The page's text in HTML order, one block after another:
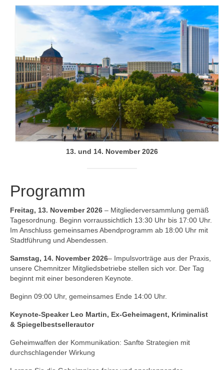
13. und 14. November 2026
Programm
Freitag, 13. November 2026 – Mitgliederversammlung gemäß
Tagesordnung. Beginn vorraussichtlich 13:30 Uhr bis 17:00 Uhr.
Im Anschluss gemeinsames Abendprogramm ab 18:00 Uhr mit
Stadtführung und Abendessen.
Samstag, 14. November 2026– Impulsvorträge aus der Praxis,
unsere Chemnitzer Mitgliedsbetriebe stellen sich vor. Der Tag
beginnt mit einer besonderen Keynote.
Beginn 09:00 Uhr, gemeinsames Ende 14:00 Uhr.
Keynote-Speaker Leo Martin, Ex-Geheimagent, Kriminalist
& Spiegelbestsellerautor
Geheimwaffen der Kommunikation: Sanfte Strategien mit
durchschlagender Wirkung